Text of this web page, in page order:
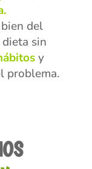
del
sin
y
problema.